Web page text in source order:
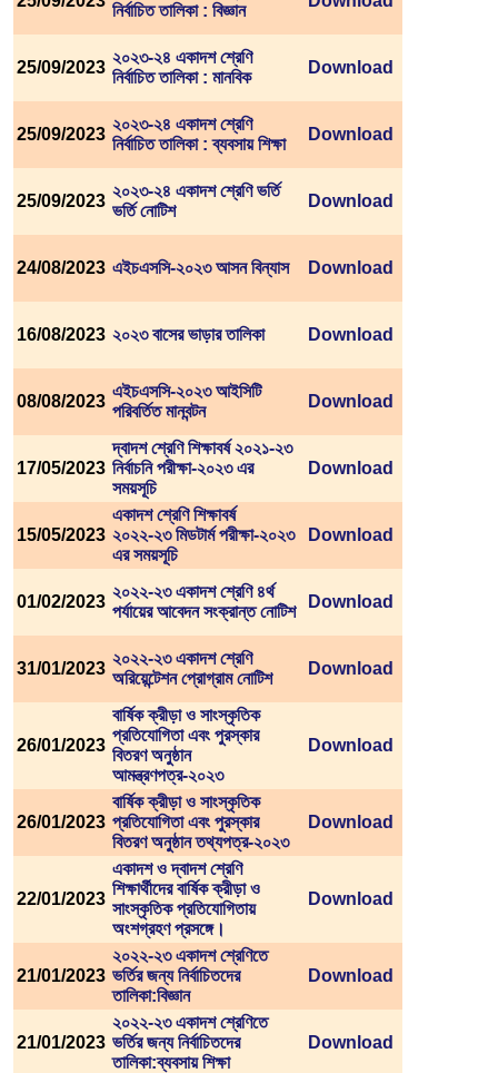
নির্বাচিত তালিকা : বিজ্ঞান
25/09/2023
২০২৩-২৪ একাদশ শ্রেণি
নির্বাচিত তালিকা : মানবিক
Download
25/09/2023
২০২৩-২৪ একাদশ শ্রেণি
নির্বাচিত তালিকা : ব্যবসায় শিক্ষা
Download
25/09/2023
২০২৩-২৪ একাদশ শ্রেণি ভর্তি
ভর্তি নোটিশ
Download
24/08/2023 এইচএসসি-২০২৩ আসন বিন্যাস Download
16/08/2023 ২০২৩ বাসের ভাড়ার তালিকা Download
08/08/2023
এইচএসসি-২০২৩ আইসিটি
পরিবর্তিত মানবন্টন
Download
17/05/2023
দ্বাদশ শ্রেণি শিক্ষাবর্ষ ২০২১-২৩
নির্বাচনি পরীক্ষা-২০২৩ এর
সময়সূচি
Download
15/05/2023
একাদশ শ্রেণি শিক্ষাবর্ষ
২০২২-২৩ মিডটার্ম পরীক্ষা-২০২৩
এর সময়সূচি
Download
01/02/2023
২০২২-২৩ একাদশ শ্রেণি ৪র্থ
পর্যায়ের আবেদন সংক্রান্ত নোটিশ
Download
31/01/2023
২০২২-২৩ একাদশ শ্রেণি
অরিয়েন্টেশন প্রোগ্রাম নোটিশ
Download
26/01/2023
বার্ষিক ক্রীড়া ও সাংস্কৃতিক
প্রতিযোগিতা এবং পুরস্কার
বিতরণ অনুষ্ঠান
আমন্ত্রণপত্র-২০২৩
Download
26/01/2023
বার্ষিক ক্রীড়া ও সাংস্কৃতিক
প্রতিযোগিতা এবং পুরস্কার
বিতরণ অনুষ্ঠান তথ্যপত্র-২০২৩
Download
22/01/2023
একাদশ ও দ্বাদশ শ্রেণি
শিক্ষার্থীদের বার্ষিক ক্রীড়া ও
সাংস্কৃতিক প্রতিযোগিতায়
অংশগ্রহণ প্রসঙ্গে।
Download
21/01/2023
২০২২-২৩ একাদশ শ্রেণিতে
ভর্তির জন্য নির্বাচিতদের
তালিকা:বিজ্ঞান
Download
21/01/2023
২০২২-২৩ একাদশ শ্রেণিতে
ভর্তির জন্য নির্বাচিতদের
তালিকা:ব্যবসায় শিক্ষা
Download